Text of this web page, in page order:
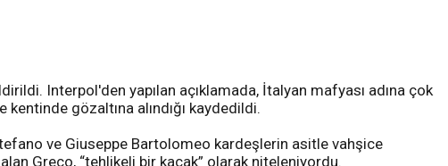
Interpol'den yapılan açıklamada, İtalyan mafyası adına çok
gözaltına alındığı kaydedildi.
ve Giuseppe Bartolomeo kardeşlerin asitle vahşice
Greco, “tehlikeli bir kaçak” olarak niteleniyordu.